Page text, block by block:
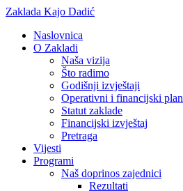
Zaklada Kajo Dadić
Naslovnica
O Zakladi
Naša vizija
Što radimo
Godišnji izvještaji
Operativni i financijski plan
Statut zaklade
Financijski izvještaj
Pretraga
Vijesti
Programi
Naš doprinos zajednici
Rezultati